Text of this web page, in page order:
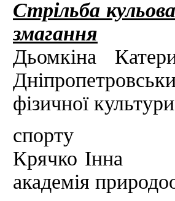
Стрільба
змагання
фізичної
спорту
Крячко
академія